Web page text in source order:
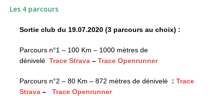
Les 4 parcours
Sortie club du 19.07.2020 (3 parcours au choix) :
Parcours n°1 – 100 Km – 1000 mètres de
dénivelé Trace Strava – Trace Openrunner
Parcours n°2 – 80 Km – 872 mètres de dénivelé : Trace
Strava – Trace Openrunner